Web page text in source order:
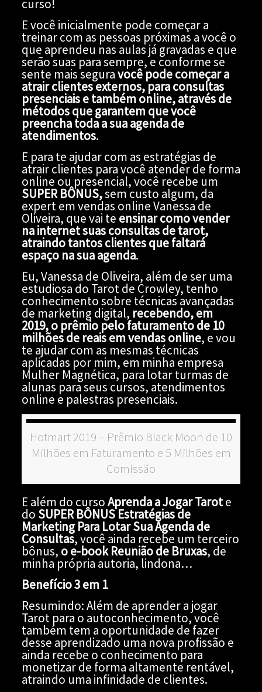
curso!
E você inicialmente pode começar a
treinar com as pessoas próximas a você o
que aprendeu nas aulas já gravadas e que
serão suas para sempre, e conforme se
sente mais seguravocê pode começar a
atrair clientes externos, para consultas
presenciais e também online, através de
métodos que garantem que você
preencha toda a sua agenda de
atendimentos.
E para te ajudar com as estratégias de
atrair clientes para você atender de forma
online ou presencial, você recebe um
SUPER BÔNUS,sem custo algum, da
expert em vendas online Vanessa de
Oliveira, que vai te ensinar como vender
na internet suas consultas de tarot,
atraindo tantos clientes que faltará
espaço na sua agenda.
Eu, Vanessa de Oliveira, além de ser uma
estudiosa do Tarot de Crowley, tenho
conhecimento sobre técnicas avançadas
de marketing digital, recebendo, em
2019, o prêmio pelo faturamento de 10
milhões de reais em vendas online, e vou
te ajudar com as mesmas técnicas
aplicadas por mim, em minha empresa
Mulher Magnética, para lotar turmas de
alunas para seus cursos, atendimentos
online e palestras presenciais.
Hotmart 2019 – Prêmio Black Moon de 10
Milhões em Faturamento e 5 Milhões em
Comissão
E além do cursoAprenda a Jogar Tarote
do SUPER BÔNUS Estratégias de
Marketing Para Lotar Sua Agenda de
Consultas, você ainda recebe um terceiro
bônus, o e-book Reunião de Bruxas, de
minha própria autoria, lindona…
Benefício 3 em 1
Resumindo: Além de aprender a jogar
Tarot para o autoconhecimento, você
também tem a oportunidade de fazer
desse aprendizado uma nova profissão e
ainda recebe o conhecimento para
monetizar de forma altamente rentável,
atraindo uma infinidade de clientes.